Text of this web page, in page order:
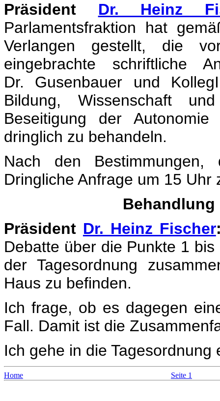
Präsident Dr. Heinz
Parlamentsfraktion hat
Verlangen gestellt, die
eingebrachte schriftliche
Dr. Gusenbauer und
Bildung, Wissenschaft
Beseitigung der
dringlich zu behandeln.
Nach den
Dringliche Anfrage um 15 Uhr
Behandlung
Präsident Dr. Heinz Fischer
Debatte über die Punkte 1
der Tagesordnung
Haus zu befinden.
Ich frage, ob es dagegen
Fall. Damit ist die
Ich gehe in die Tagesordnung
Home Seite 1